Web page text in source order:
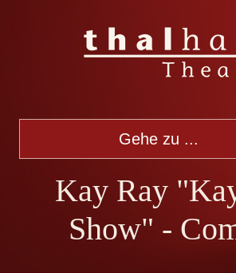
Gehe zu ...
Kay Ray
Show" -